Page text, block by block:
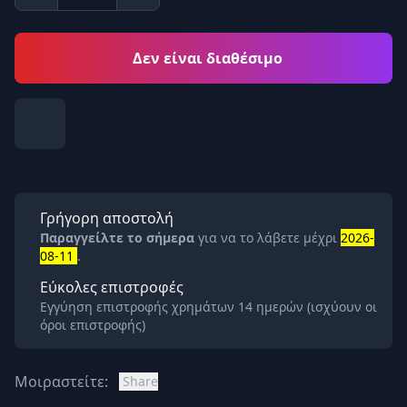
Δεν είναι διαθέσιμο
Γρήγορη αποστολή
Παραγγείλτε το σήμερα για να το λάβετε μέχρι 2026-
08-11 .
Εύκολες επιστροφές
Εγγύηση επιστροφής χρημάτων 14 ημερών (ισχύουν οι
όροι επιστροφής)
Μοιραστείτε: Share